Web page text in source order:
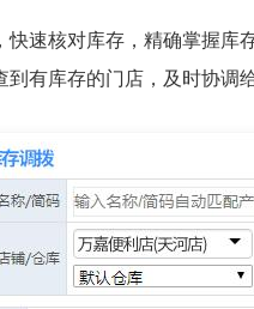
快速核对库存，精确掌握库
有库存的门店，及时协调